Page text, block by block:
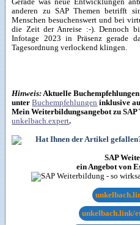
anderen zu SAP Themen betrifft
Menschen besuchenswert und bei
die Zeit der Anreise :-). Dennoch
Infotage 2023 in Präsenz gerade
Tagesordnung verlockend klingen.
Hinweis: Aktuelle
unterBuchempfehlungen inklusive
Mein Weiterbildungsangebot zu SAP
unkelbach.expert.
SAP
ein Angebot von
unkelbach.link/